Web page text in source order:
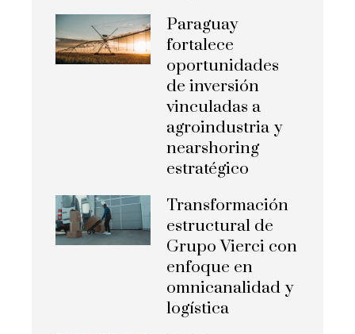
Paraguay
fortalece
oportunidades
de inversión
vinculadas a
agroindustria y
nearshoring
estratégico
Transformación
estructural de
Grupo Vierci con
enfoque en
omnicanalidad y
logística